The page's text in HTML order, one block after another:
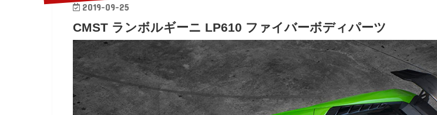
2019-09-25
CMST ランボルギーニ LP610 ファイバーボディパーツ